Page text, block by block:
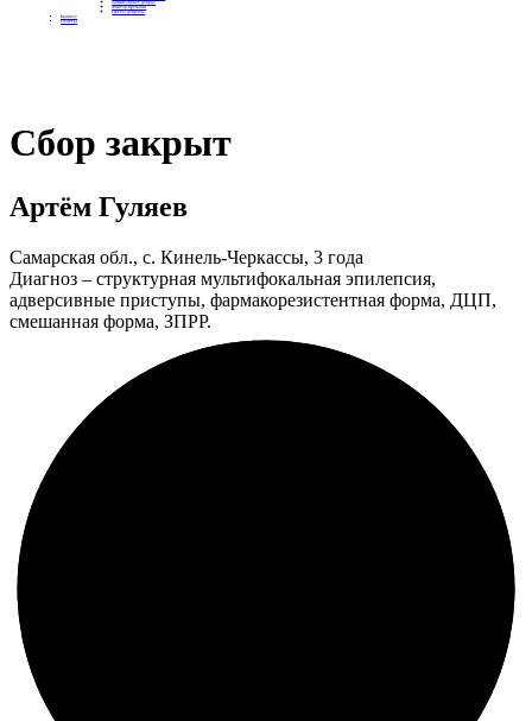
Акция «Букет добра»
Фактор времени
Цветы доброты
Бизнесу
Отчеты
Сбор закрыт
Артём Гуляев
Самарская обл., с. Кинель-Черкассы, 3 года
Диагноз – cтруктурная мультифокальная эпилепсия,
адверсивные приступы, фармакорезистентная форма, ДЦП,
смешанная форма, ЗПРР.